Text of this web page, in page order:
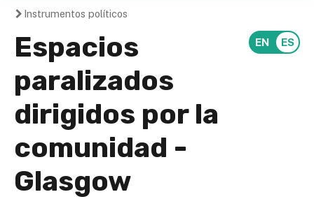
You
are
here
Instrumentos políticos
Espacios
paralizados
dirigidos por la
comunidad -
Glasgow